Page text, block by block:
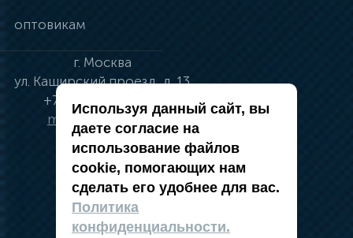
оптовикам
г. Москва
ул. Каширский проезд, д. 13
+7 (495) 134-41-83
moskva@vincci.ru
политика в отношении обработки
персональных данных
публичная оферта
Используя данный сайт, вы
даете согласие на
использование файлов
cookie, помогающих нам
сделать его удобнее для вас.
Политика
конфиденциальности.